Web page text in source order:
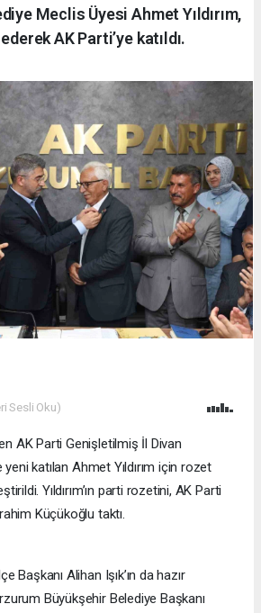
Meclis Üyesi Ahmet Yıldırım,
AK Parti’ye katıldı.
Sesli Oku)
AK Parti Genişletilmiş İl Divan
yeni katılan Ahmet Yıldırım için rozet
Yıldırım’ın parti rozetini, AK Parti
Küçükoğlu taktı.
Başkanı Alihan Işık’ın da hazır
Büyükşehir Belediye Başkanı